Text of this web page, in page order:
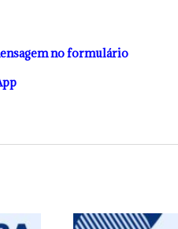
no formulário